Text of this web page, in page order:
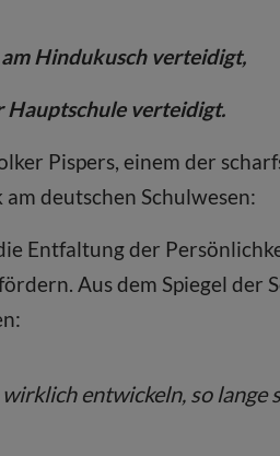
Hindukusch verteidigt,
Hauptschule verteidigt.
Pispers, einem der
deutschen Schulwesen:
Entfaltung der
Aus dem Spiegel der
entwickeln, so lange